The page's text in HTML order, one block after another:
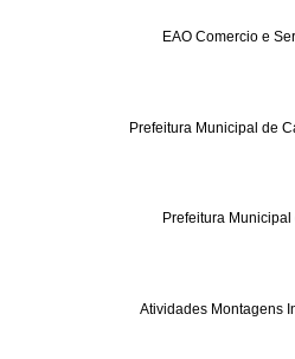
EAO Comercio e
Prefeitura Municipal de
Prefeitura
Atividades Montagens